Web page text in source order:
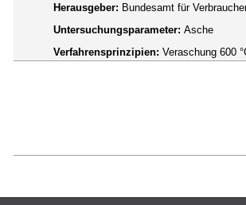
Herausgeber: Bundesamt für
Untersuchungsparameter: Asche
Verfahrensprinzipien: Veraschung 600